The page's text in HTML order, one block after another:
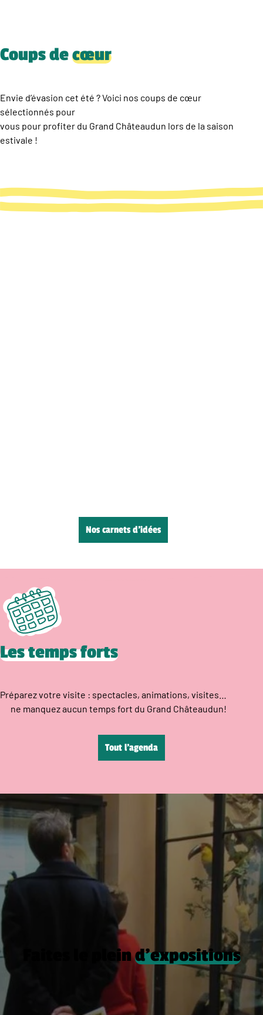
Coups decœur
Envie d’évasion cet été ? Voici nos coups de cœur
sélectionnés pour
vous pour profiter du Grand Châteaudun lors de la saison
estivale !
Nos carnets d’idées
Les temps forts
Préparez votre visite : spectacles, animations, visites…
ne manquez aucun temps fort du Grand Châteaudun!
Tout l’agenda
Faites le pleind’expositions